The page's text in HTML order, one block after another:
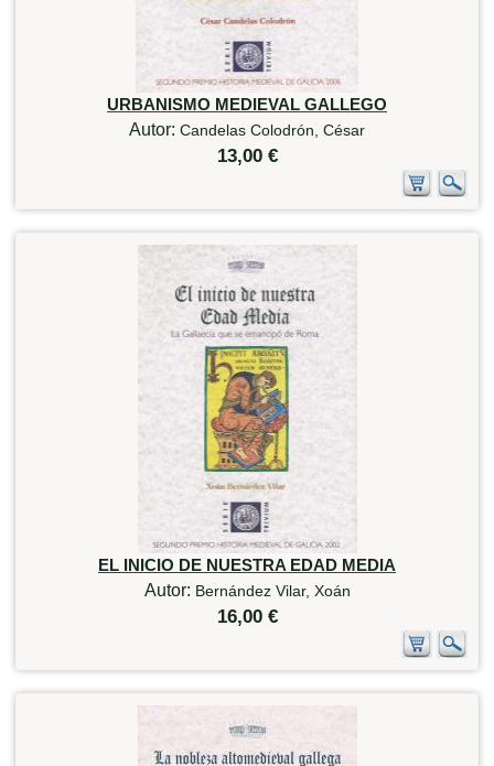
URBANISMO MEDIEVAL GALLEGO
Autor: Candelas Colodrón, César
13,00 €
EL INICIO DE NUESTRA EDAD MEDIA
Autor: Bernández Vilar, Xoán
16,00 €